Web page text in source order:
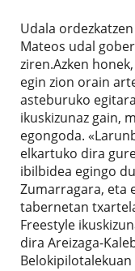
Udala
Mateos udal
ziren.Azken
egin zion orain
asteburuko
ikuskizunaz gain,
egongoda.
elkartuko dira
ibilbidea egingo
Zumarragara, eta
tabernetan
Freestyle
dira Areizaga-